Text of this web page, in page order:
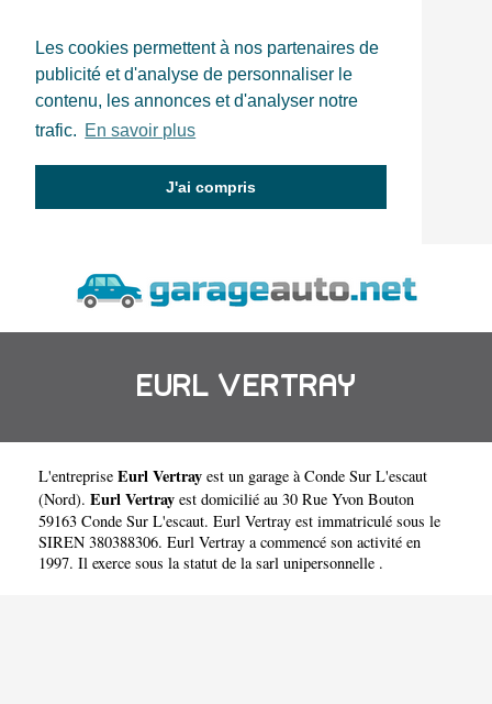
Les cookies permettent à nos partenaires de
publicité et d'analyse de personnaliser le
contenu, les annonces et d'analyser notre
trafic. En savoir plus
J'ai compris
EURL VERTRAY
L'entreprise Eurl Vertray est un garage à Conde Sur L'escaut
(Nord). Eurl Vertray est domicilié au 30 Rue Yvon Bouton
59163 Conde Sur L'escaut. Eurl Vertray est immatriculé sous le
SIREN 380388306. Eurl Vertray a commencé son activité en
1997. Il exerce sous la statut de la sarl unipersonnelle .